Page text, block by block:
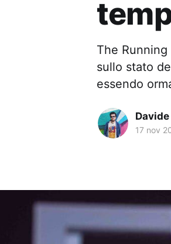
The
sullo stato
essendo
17 nov